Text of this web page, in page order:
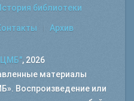
библиотеки
Архив
, 2026
материалы
Воспроизведение или